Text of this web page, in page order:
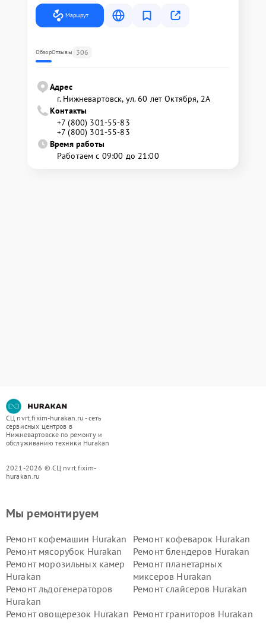
Маршрут
ОбзорОтзывы 306
Адрес
г. Нижневартовск, ул. 60 лет Октября, 2А
Контакты
+7 (800) 301-55-83
+7 (800) 301-55-83
Время работы
Работаем с 09:00 до 21:00
СЦ nvrt.fixim-hurakan.ru - сеть
сервисных центров в
Нижневартовске по ремонту и
обслуживанию техники Hurakan
2021-2026 © СЦ nvrt.fixim-
hurakan.ru
Мы ремонтируем
Ремонт кофемашин Hurakan
Ремонт кофеварок Hurakan
Ремонт мясорубок Hurakan
Ремонт блендеров Hurakan
Ремонт морозильных камер
Hurakan
Ремонт планетарных
миксеров Hurakan
Ремонт льдогенераторов
Hurakan
Ремонт слайсеров Hurakan
Ремонт овощерезок Hurakan Ремонт граниторов Hurakan